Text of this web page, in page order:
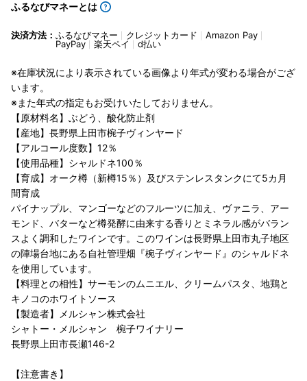
ふるなびマネーとは
決済方法： ふるなびマネー クレジットカード
Amazon Pay
PayPay
楽天ペイ d払い
※在庫状況により表示されている画像より年式が変わる場合がござ
います。
※また年式の指定もお受けいたしておりません。
【原材料名】ぶどう、酸化防止剤
【産地】長野県上田市椀子ヴィンヤード
【アルコール度数】12％
【使用品種】シャルドネ100％
【育成】オーク樽（新樽15％）及びステンレスタンクにて5カ月
間育成
パイナップル、マンゴーなどのフルーツに加え、ヴァニラ、アー
モンド、バターなど樽発酵に由来する香りとミネラル感がバラン
スよく調和したワインです。このワインは長野県上田市丸子地区
の陣場台地にある自社管理畑『椀子ヴィンヤード』のシャルドネ
を使用しています。
【料理との相性】サーモンのムニエル、クリームパスタ、地鶏と
キノコのホワイトソース
【製造者】メルシャン株式会社
シャトー・メルシャン 椀子ワイナリー
長野県上田市長瀬146-2
【注意書き】